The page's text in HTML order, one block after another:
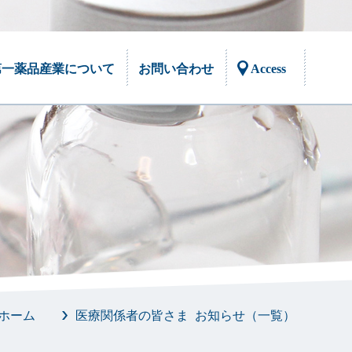
みんなの嗅覚
においと嗅覚に関することを、もっと知り
「みんなの嗅覚」
嗅覚トレーニングキット
においへの関心と感性のスキルアップ。80
におい提示装置
薬品産業について
ご挨拶
取扱製品
社会貢献活動
採用情報
メディア掲載情報
お問い合わせ Access
ーム 医療関係者の皆さま お知らせ（一覧）